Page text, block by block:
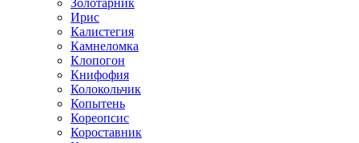
Золотарник
Ирис
Калистегия
Камнеломка
Клопогон
Книфофия
Колокольчик
Копытень
Кореопсис
Короставник